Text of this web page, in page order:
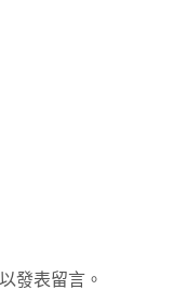
以發表留言。